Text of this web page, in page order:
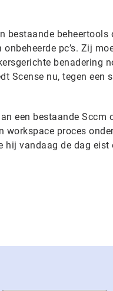
bestaande beheertools
pc’s. Zij
benadering
Scense nu, tegen een
een bestaande Sccm
workspace proces
hij vandaag de dag eist